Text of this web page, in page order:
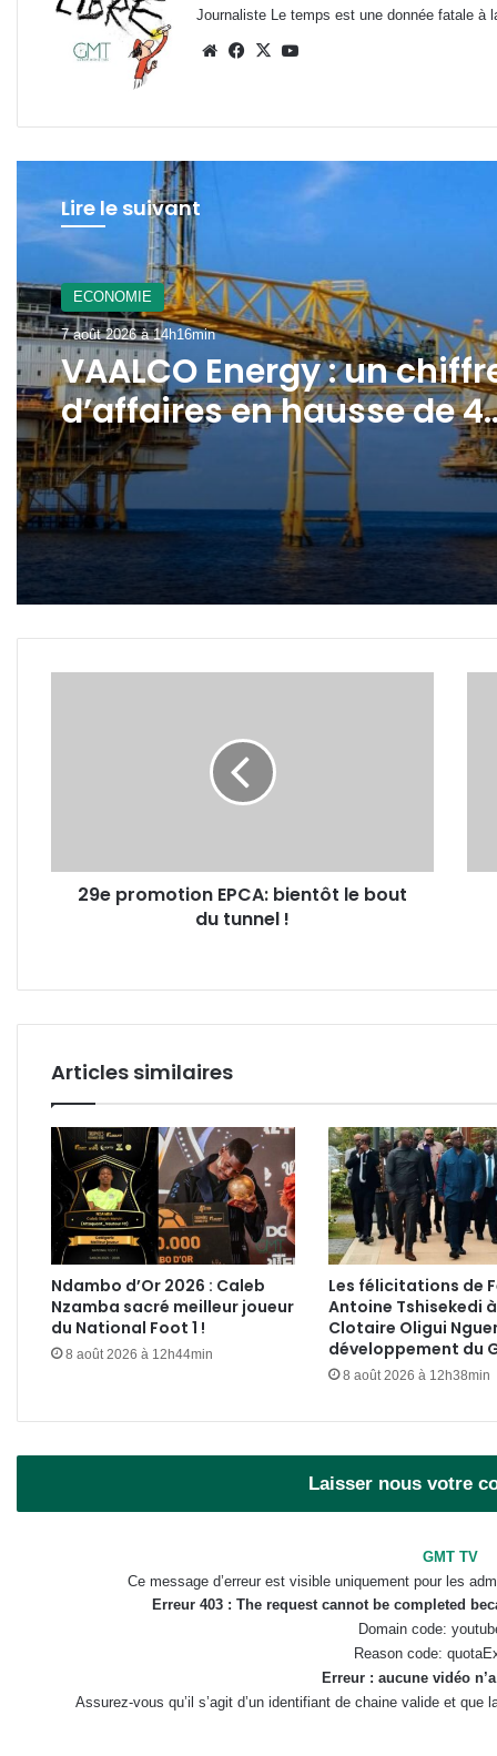
Journaliste Le temps est une donnée fatale à
WebsiteFacebook
X
Lire le suivant
ECONOMIE
7 août 2026 à 14h16min
VAALCO Energy : un
d’affaires en hausse de
au 2ème trimestre 2026
!
29e promotion EPCA: bientôt le bout
du tunnel !
se
Articles similaires
Ndambo d’Or 2026 : Caleb
Nzamba sacré meilleur joueur
du National Foot 1 !
8 août 2026 à 12h44min
Les félicitations de
Antoine Tshisekedi
Clotaire Oligui
développement du
8 août 2026 à 12h38min
Laisser nous votre
GMT TV
Ce message d’erreur est visible uniquement pour les
Erreur 403 : The request cannot be completed
Domain code:
Reason code:
Erreur : aucune vidéo
Assurez-vous qu’il s’agit d’un identifiant de chaine valide et